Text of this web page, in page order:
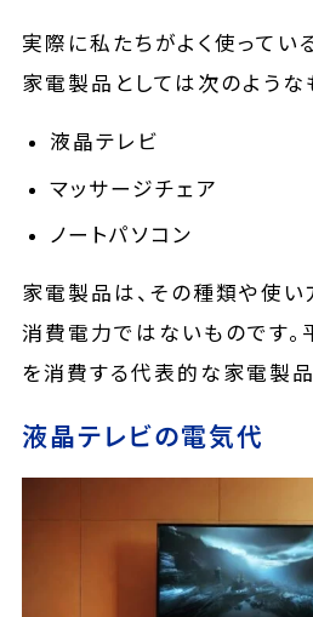
実際に私たちがよく使って
家電製品としては次のような
液晶テレビ
マッサージチェア
ノートパソコン
家電製品は、その種類や使
消費電力ではないものです
を消費する代表的な家電製品
液晶テレビの電気代